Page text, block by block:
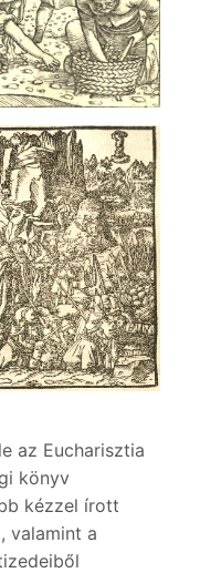
az Eucharisztia
könyv
kézzel írott
valamint a